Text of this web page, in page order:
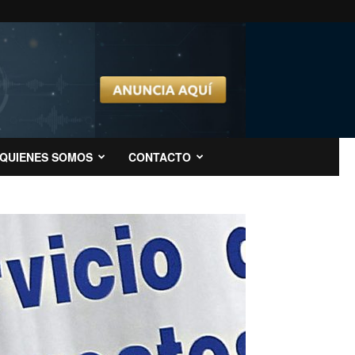
QUIENES SOMOS CONTACTO